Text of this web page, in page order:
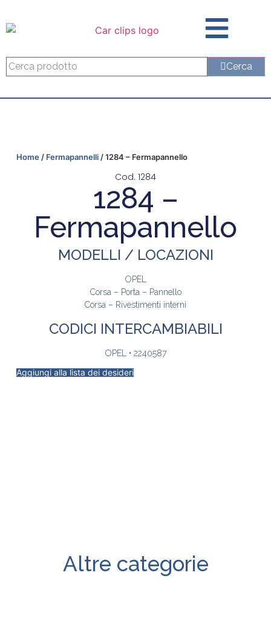
Cerca
Home/ Fermapannelli/ 1284 – Fermapannello
Cod. 1284
1284 –
Fermapannello
MODELLI / LOCAZIONI
OPEL
Corsa – Porta – Pannello
Corsa – Rivestimenti interni
CODICI INTERCAMBIABILI
OPEL • 2240587
Aggiungi alla lista dei desideri
Altre categorie